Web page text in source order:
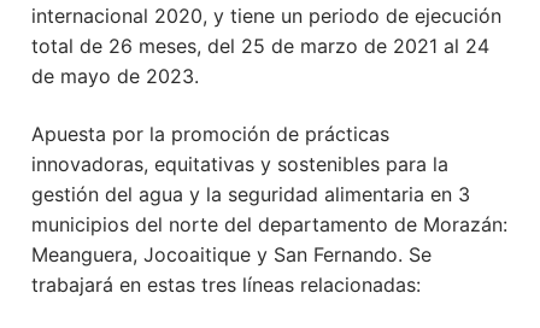
internacional 2020, y tiene un periodo de ejecución
total de 26 meses, del 25 de marzo de 2021 al 24
de mayo de 2023.
Apuesta por la promoción de prácticas
innovadoras, equitativas y sostenibles para la
gestión del agua y la seguridad alimentaria en 3
municipios del norte del departamento de Morazán:
Meanguera, Jocoaitique y San Fernando. Se
trabajará en estas tres líneas relacionadas: